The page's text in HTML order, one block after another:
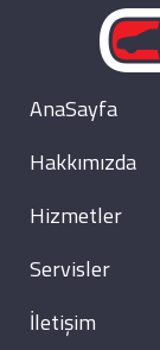
AnaSayfa
Hakkımızda
Hizmetler
Servisler
İletişim